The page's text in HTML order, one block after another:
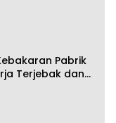
Pabrik
Terjebak dan